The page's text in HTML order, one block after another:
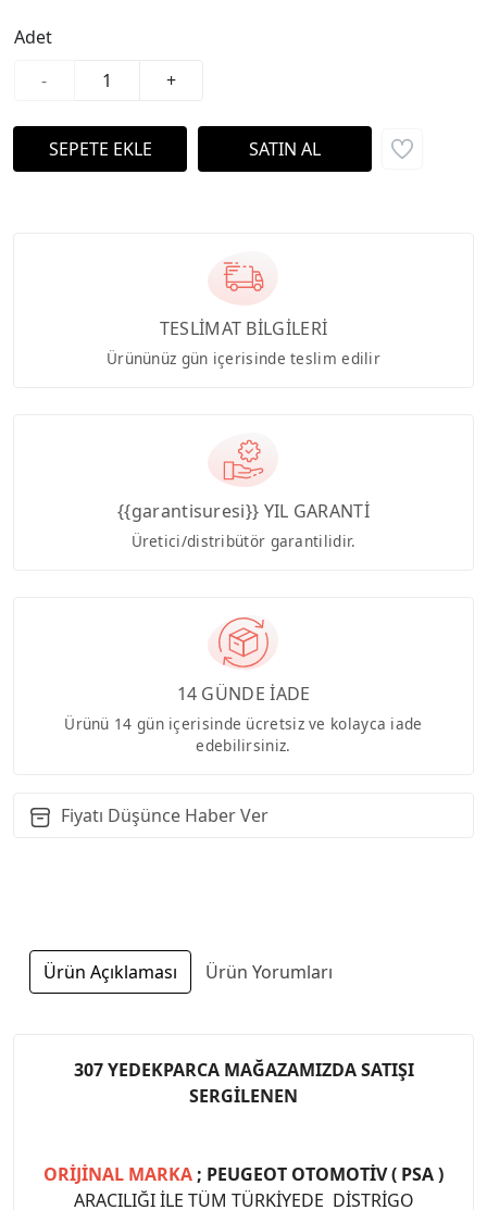
Adet
-
+
TESLİMAT BİLGİLERİ
Ürününüz gün içerisinde teslim edilir
{{garantisuresi}} YIL GARANTİ
Üretici/distribütör garantilidir.
14 GÜNDE İADE
Ürünü 14 gün içerisinde ücretsiz ve kolayca iade
edebilirsiniz.
Fiyatı Düşünce Haber Ver
Ürün Açıklaması Ürün Yorumları
307 YEDEKPARCA MAĞAZAMIZDA SATIŞI
SERGİLENEN
ORİJİNAL MARKA ; PEUGEOT OTOMOTİV ( PSA )
ARACILIĞI İLE TÜM TÜRKİYEDE DİSTRİGO